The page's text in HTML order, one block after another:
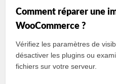
Comment réparer une
WooCommerce ?
Vérifiez les paramètres de
désactiver les plugins ou
fichiers sur votre serveur.